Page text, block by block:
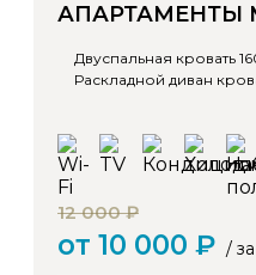
АПАРТАМЕНТЫ
Двуспальная кровать
Раскладной диван
12 000 ₽
от 10 000 ₽ /